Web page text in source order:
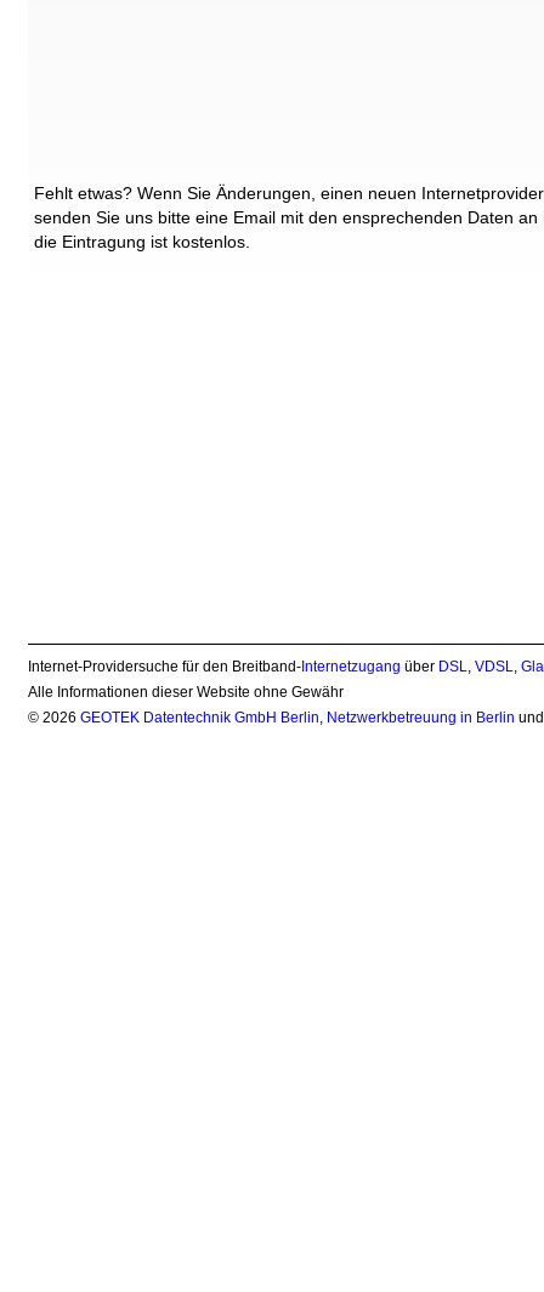
Fehlt etwas? Wenn Sie Änderungen, einen neuen
senden Sie uns bitte eine Email mit den ensprechenden Daten an
die Eintragung ist kostenlos.
Internet-Providersuche für den Breitband- Internetzugang über DSL,VDSL,
Alle Informationen dieser Website ohne Gewähr
© 2026GEOTEK Datentechnik GmbH Berlin, Netzwerkbetreuung in Berlin